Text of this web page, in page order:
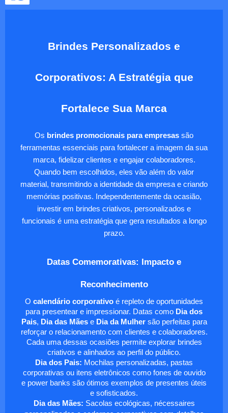
Brindes Personalizados e
Corporativos: A Estratégia que
Fortalece Sua Marca
Os brindes promocionais para empresas são
ferramentas essenciais para fortalecer a imagem da sua
marca, fidelizar clientes e engajar colaboradores.
Quando bem escolhidos, eles vão além do valor
material, transmitindo a identidade da empresa e criando
memórias positivas. Independentemente da ocasião,
investir em brindes criativos, personalizados e
funcionais é uma estratégia que gera resultados a longo
prazo.
Datas Comemorativas: Impacto e
Reconhecimento
O calendário corporativo é repleto de oportunidades
para presentear e impressionar. Datas como Dia dos
Pais, Dia das Mãese Dia da Mulhersão perfeitas para
reforçar o relacionamento com clientes e colaboradores.
Cada uma dessas ocasiões permite explorar brindes
criativos e alinhados ao perfil do público.
Dia dos Pais: Mochilas personalizadas, pastas
corporativas ou itens eletrônicos como fones de ouvido
e power banks são ótimos exemplos de presentes úteis
e sofisticados.
Dia das Mães: Sacolas ecológicas, nécessaires